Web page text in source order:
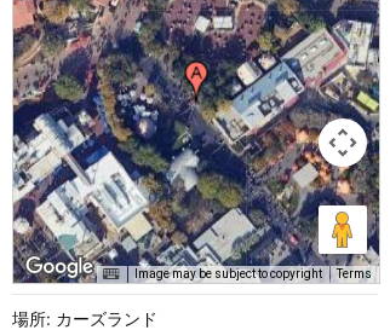
Image may be subject to copyright Terms
場所: カーズランド